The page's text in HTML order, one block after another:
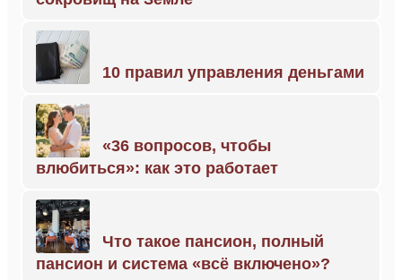
10 правил управления деньгами
«36 вопросов, чтобы
влюбиться»: как это работает
Что такое пансион, полный
пансион и система «всё включено»?